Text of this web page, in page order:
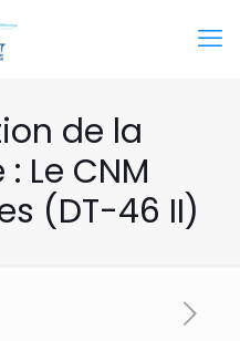
de la
Le CNM
(DT-46 II)